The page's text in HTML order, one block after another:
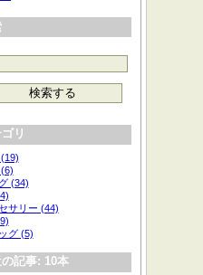
リ
(34)
サリー (44)
グ (5)
記事: 10本